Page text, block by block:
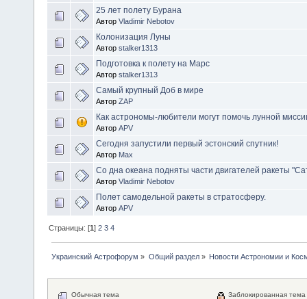
25 лет полету Бурана
Автор Vladimir Nebotov
Колонизация Луны
Автор stalker1313
Подготовка к полету на Марс
Автор stalker1313
Самый крупный Доб в мире
Автор ZAP
Как астрономы-любители могут помочь лунной
Автор APV
Сегодня запустили первый эстонский спутник!
Автор Max
Со дна океана подняты части двигателей ракеты
Автор Vladimir Nebotov
Полет самодельной ракеты в стратосферу.
Автор APV
Страницы: [1]2 3 4
Украинский Астрофорум » Общий раздел» Новости Астрономии и
Обычная тема
Заблокированная тема